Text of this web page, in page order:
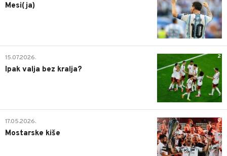
Mesi(ja)
2
15.07.2026.
Ipak valja bez kralja?
0
17.05.2026.
Mostarske kiše